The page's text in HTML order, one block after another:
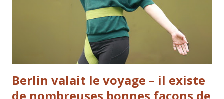
Berlin valait le voyage – il existe
de nombreuses bonnes façons de